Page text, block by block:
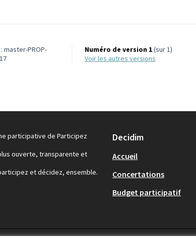
master-PROP-
Numéro de version 1(sur 1)
voir les autres versions
participative de Participez
ouverte, transparente et
et décidez, ensemble.
Decidim
Accueil
Concertations
Budget participatif